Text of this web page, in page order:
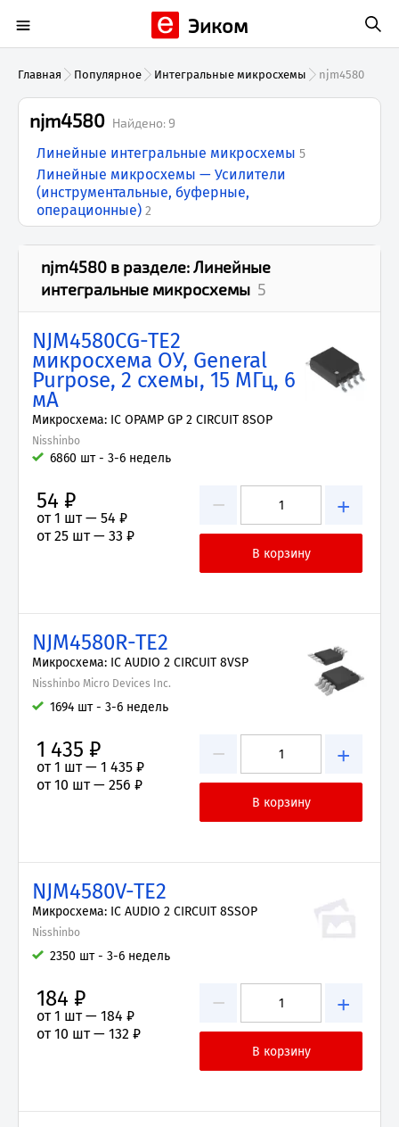
Эиком
Главная Популярное Интегральные микросхемы njm4580
njm4580 Найдено: 9
Линейные интегральные микросхемы 5
Линейные микросхемы — Усилители
(инструментальные, буферные,
операционные) 2
njm4580 в разделе:Линейные
интегральные микросхемы 5
NJM4580CG-TE2
микросхема ОУ, General
Purpose, 2 схемы, 15 МГц, 6
мА
Микросхема: IC OPAMP GP 2 CIRCUIT 8SOP
Nisshinbo
6860 шт - 3-6 недель
− +
54 ₽
от 1 шт — 54 ₽
от 25 шт — 33 ₽
NJM4580R-TE2
Микросхема: IC AUDIO 2 CIRCUIT 8VSP
Nisshinbo Micro Devices Inc.
1694 шт - 3-6 недель
− +
1 435 ₽
от 1 шт — 1 435 ₽
от 10 шт — 256 ₽
NJM4580V-TE2
Микросхема: IC AUDIO 2 CIRCUIT 8SSOP
Nisshinbo
2350 шт - 3-6 недель
− +
184 ₽
от 1 шт — 184 ₽
от 10 шт — 132 ₽